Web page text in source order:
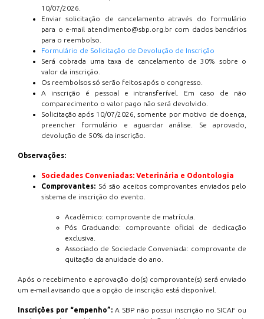
10/07/2026.
Enviar solicitação de cancelamento através do formulário
para o e-mail atendimento@sbp.org.br com dados bancários
para o reembolso.
Formulário de Solicitação de Devolução de Inscrição
Será cobrada uma taxa de cancelamento de 30% sobre o
valor da inscrição.
Os reembolsos só serão feitos após o congresso.
A inscrição é pessoal e intransferível. Em caso de não
comparecimento o valor pago não será devolvido.
Solicitação após 10/07/2026, somente por motivo de doença,
preencher formulário e aguardar análise. Se aprovado,
devolução de 50% da inscrição.
Observações:
Sociedades Conveniadas: Veterinária e Odontologia
Comprovantes: Só são aceitos comprovantes enviados pelo
sistema de inscrição do evento.
Acadêmico: comprovante de matrícula.
Pós Graduando: comprovante oficial de dedicação
exclusiva.
Associado de Sociedade Conveniada: comprovante de
quitação da anuidade do ano.
Após o recebimento e aprovação do(s) comprovante(s) será enviado
um e-mail avisando que a opção de inscrição está disponível.
Inscrições por “empenho”: A SBP não possui inscrição no SICAF ou